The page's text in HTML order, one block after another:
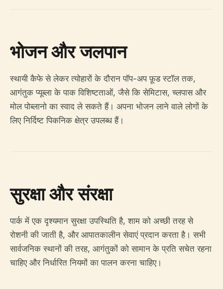
भोजन और जलपान
स्थायी कैफे से लेकर त्योहारों के दौरान पॉप-अप फ़ूड स्टॉल तक,
आगंतुक प्यूब्ला के पाक विशिष्टताओं, जैसे कि सेमिटास, च्लपास और
मोल पोब्लानो का स्वाद ले सकते हैं। अपना भोजन लाने वाले लोगों के
लिए निर्दिष्ट पिकनिक क्षेत्र उपलब्ध हैं।
सुरक्षा और संरक्षा
पार्क में एक दृश्यमान सुरक्षा उपस्थिति है, शाम को अच्छी तरह से
रोशनी की जाती है, और आपातकालीन सेवाएं प्रदान करता है। सभी
सार्वजनिक स्थानों की तरह, आगंतुकों को सामान के प्रति सचेत रहना
चाहिए और निर्धारित नियमों का पालन करना चाहिए।